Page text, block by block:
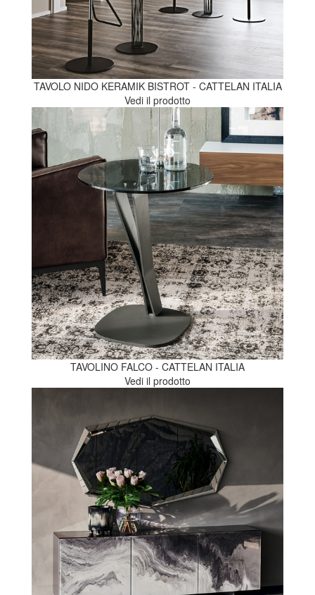
TAVOLO NIDO KERAMIK BISTROT - CATTELAN ITALIA
Vedi il prodotto
TAVOLINO FALCO - CATTELAN ITALIA
Vedi il prodotto